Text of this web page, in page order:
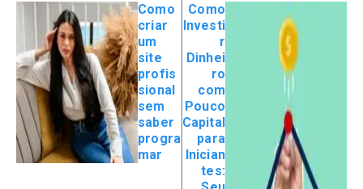
Como
criar
um
site
profis
sional
sem
saber
progra
mar
Como
Investi
r
Dinhei
ro
com
Pouco
Capital
para
Inician
tes: